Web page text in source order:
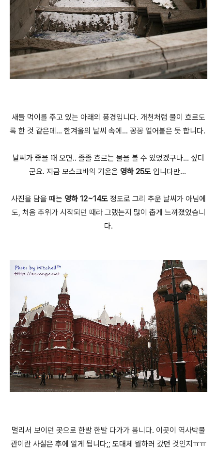
새들 먹이를 주고 있는 아래의 풍경입니다. 개천처럼 물이 흐르도
록 한 것 같은데... 한겨울의 날씨 속에... 꽁꽁 얼어붙은 듯 합니다.
날씨가 좋을 때 오면.. 졸졸 흐르는 물을 볼 수 있었겠구나... 싶더
군요. 지금 모스크바의 기온은 영하 25도 입니다만...
사진을 담을 때는 영하 12~14도 정도로 그리 추운 날씨가 아님에
도, 처음 추위가 시작되던 때라 그랬는지 많이 춥게 느껴졌었습니
다.
멀리서 보이던 곳으로 한발 한발 다가가 봅니다. 이곳이 역사박물
관이란 사실은 후에 알게 됩니다;; 도대체 뭘하러 갔던 것인지ㅠㅠ